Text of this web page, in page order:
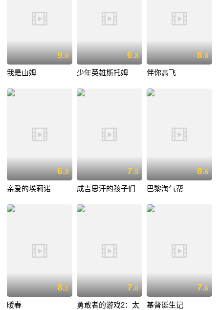
9.0
我是山姆
6.8
少年英雄斯托姆
8.8
伴你高飞
6.9
亲爱的埃莉诺
7.5
成吉思汗的孩子们
8.6
巴黎淘气帮
8.1
暖春
7.0
勇敢者的游戏2：太
7.6
基督诞生记